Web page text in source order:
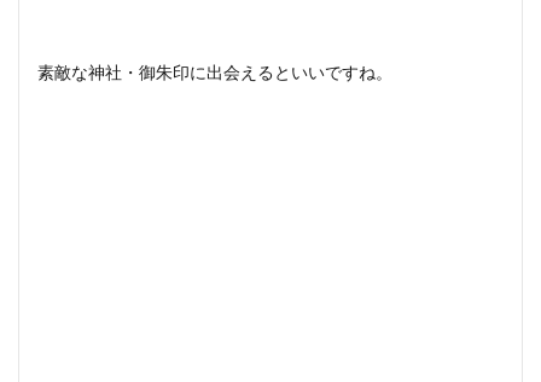
素敵な神社・御朱印に出会えるといいですね。